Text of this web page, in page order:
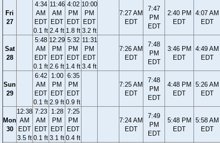
Fri
27
4:34
AM
EDT
0.1 ft
11:46
AM
EDT
2.4 ft
4:02
PM
EDT
1.8 ft
10:00
PM
EDT
3.2 ft
7:27 AM
EDT
7:47
PM
EDT
2:40 PM
EDT
4:07 AM
EDT
Sat
28
5:48
AM
EDT
0.1 ft
12:29
PM
EDT
2.6 ft
5:32
PM
EDT
1.4 ft
11:31
PM
EDT
3.4 ft
7:26 AM
EDT
7:48
PM
EDT
3:46 PM
EDT
4:49 AM
EDT
Sun
29
6:42
AM
EDT
0.1 ft
1:00
PM
EDT
2.9 ft
6:35
PM
EDT
0.9 ft
7:25 AM
EDT
7:48
PM
EDT
4:48 PM
EDT
5:26 AM
EDT
Mon
30
12:38
AM
EDT
3.5 ft
7:23
AM
EDT
0.1 ft
1:28
PM
EDT
3.1 ft
7:25
PM
EDT
0.4 ft
7:24 AM
EDT
7:49
PM
EDT
5:48 PM
EDT
5:58 AM
EDT